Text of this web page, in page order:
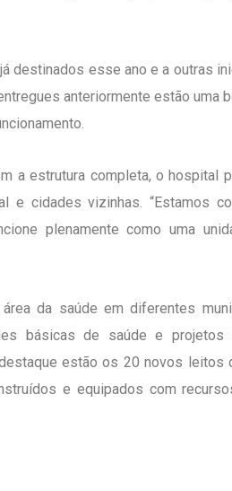
destinados esse ano e a outras
anteriormente estão uma
a estrutura completa, o hospital
e cidades vizinhas. “Estamos
plenamente como uma
da saúde em diferentes
básicas de saúde e
estão os 20 novos leitos
e equipados com